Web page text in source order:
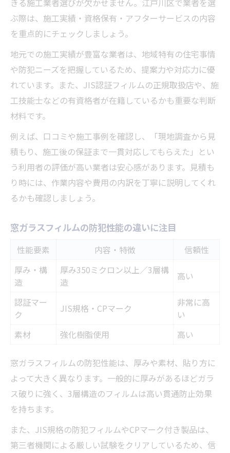
きる施工業者選びが欠かせません。江戸川区で業者を選
ぶ際は、施工実績・資格保有・アフターサービスの内容
を重点的にチェックしましょう。
地元での施工実績が豊富な業者は、地域特有の住宅事情
や防犯ニーズを把握しているため、提案力や対応力に優
れています。また、JIS認証フィルムの正規取扱店や、施
工技能士などの有資格者が在籍しているかも重要な判断
材料です。
例えば、口コミや施工事例を確認し、「現地調査から見
積もり、施工後の保証まで一貫対応してもらえた」とい
う利用者の評価が高い業者は安心感があります。見積も
り時には、作業内容や費用の内訳を丁寧に説明してくれ
るかも確認しましょう。
窓ガラスフィルムの防犯性能の違いに注目
性能要素 内容・特徴
信頼性
厚み・構
造
厚み350ミクロン以上／3層構
造
高い
認証マー
ク
JIS規格・CPマーク
非常に高
い
素材
強化樹脂使用 高い
窓ガラスフィルムの防犯性能は、厚みや素材、貼り方に
よって大きく異なります。一般的に厚みがあるほどガラ
ス破りに強く、3層構造のフィルムは高い貫通防止効果
を持ちます。
また、JIS規格の防犯フィルムやCPマーク付き製品は、
第三者機関による厳しい試験をクリアしているため、信